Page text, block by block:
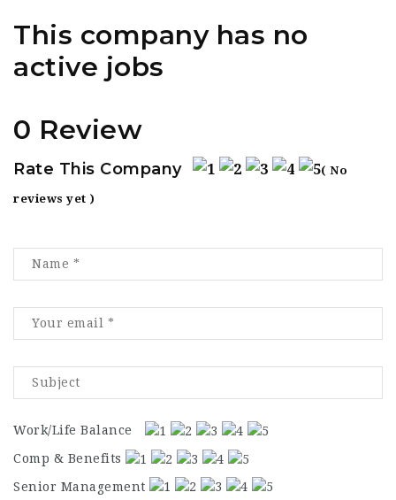
This company has no
active jobs
0 Review
Rate This Company ( No
reviews yet )
Work/Life Balance
Comp & Benefits
Senior Management